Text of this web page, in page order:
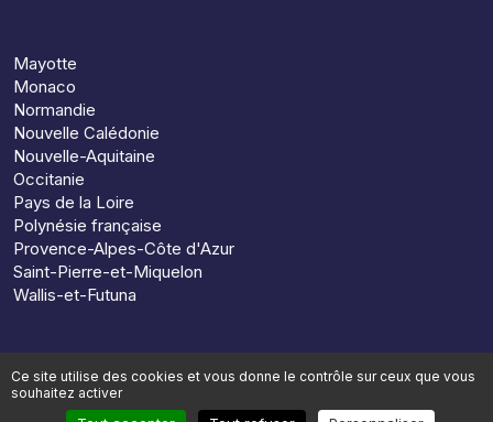
Mayotte
Monaco
Normandie
Nouvelle Calédonie
Nouvelle-Aquitaine
Occitanie
Pays de la Loire
Polynésie française
Provence-Alpes-Côte d'Azur
Saint-Pierre-et-Miquelon
Wallis-et-Futuna
© 2026, Preparun. Tous droits réservés
Ce site utilise des cookies et vous donne le contrôle sur ceux que vous
souhaitez activer